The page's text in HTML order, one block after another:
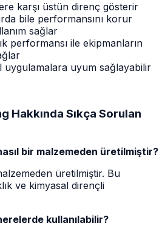
karşı üstün direnç gösterir
bile performansını korur
sağlar
performansı ile ekipmanların
uygulamalara uyum sağlayabilir
Hakkında Sıkça Sorulan
bir malzemeden üretilmiştir?
üretilmiştir. Bu
ve kimyasal dirençli
kullanılabilir?